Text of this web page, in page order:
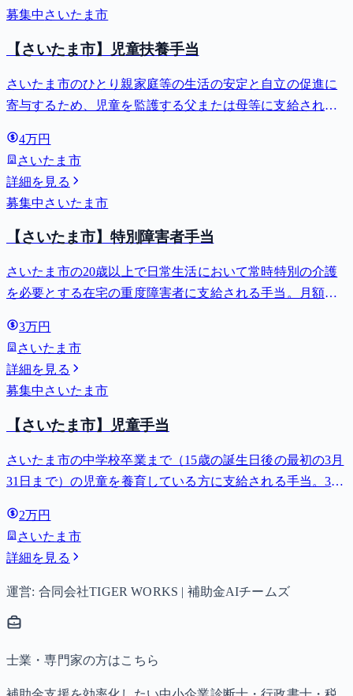
募集中 さいたま市
【さいたま市】児童扶養手当
さいたま市のひとり親家庭等の生活の安定と自立の促進に
寄与するため、児童を監護する父または母等に支給される
4万円
さいたま市
詳細を見る
募集中 さいたま市
【さいたま市】特別障害者手当
さいたま市の20歳以上で日常生活において常時特別の介護
を必要とする在宅の重度障害者に支給される手当。月額
3万円
さいたま市
詳細を見る
募集中 さいたま市
【さいたま市】児童手当
さいたま市の中学校卒業まで（15歳の誕生日後の最初の3月
31日まで）の児童を養育している方に支給される手当。3歳
（第3子以降は15,000円）、中学生は月額10,000円。
2万円
さいたま市
詳細を見る
運営: 合同会社TIGER WORKS | 補助金AIチームズ
士業・専門家の方はこちら